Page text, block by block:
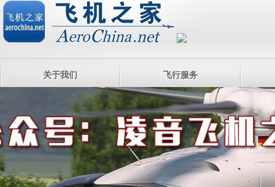
关于我们 飞行服务